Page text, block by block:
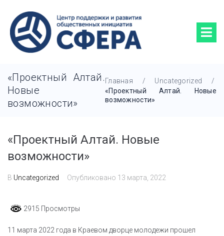
«Проектный Алтай.
Новые
возможности»
Главная / Uncategorized
/
«Проектный Алтай. Новые
возможности»
«Проектный Алтай. Новые
возможности»
В Uncategorized Опубликовано 13 марта, 2022
2915 Просмотры
11 марта 2022 года в Краевом дворце молодежи прошел